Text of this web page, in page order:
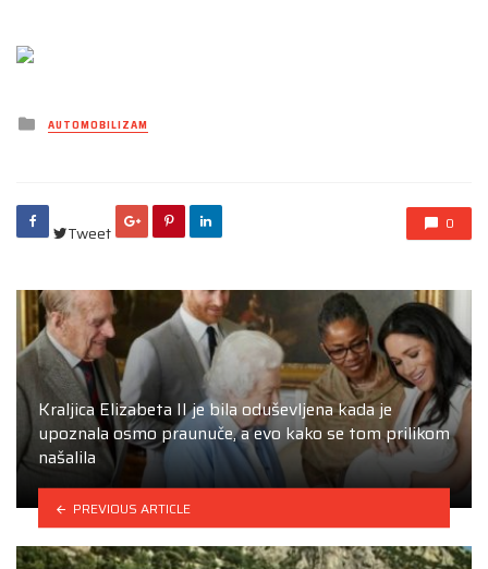
Posted
inAUTOMOBILIZAM
Tweet 0
Kraljica Elizabeta II je bila oduševljena kada je
upoznala osmo praunuče, a evo kako se tom prilikom
našalila
PREVIOUS ARTICLE